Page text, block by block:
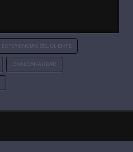
EXPERIENCIAS DEL CLIENTE
OMNICANALIDAD